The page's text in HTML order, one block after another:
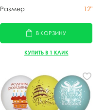
Размер 12"
В КОРЗИНУ
КУПИТЬ В 1 КЛИК